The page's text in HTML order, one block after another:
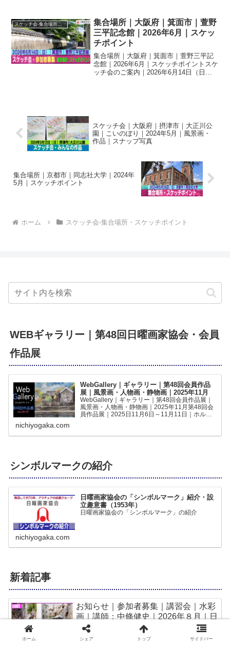
り、入園料（300円）支払後、入園してす
ぐ左手の道を進...
スケッチ会-集合場所・スケッチポイント
集合場所｜大阪府｜箕面市｜萱野
三平記念館｜2026年6月｜スケッ
チポイント
集合場所｜大阪府｜箕面市｜萱野三平記
念館｜2026年6月｜スケッチポイントスケ
ッチ会のご案内｜2026年6月14日（日）
スケッチ会｜大阪府｜摂津市｜大正川公
園｜こいのぼり｜2024年5月｜風景画・
作品｜スナップ写真
集合場所｜京都市｜同志社大学｜2024年
5月｜スケッチポイント
ホーム スケッチ会-集合場所・スケッチポイント
WEBギャラリー｜第48回日曜画家協会・会員
作品展
WebGallery｜ギャラリー｜第48回会員作品
展｜風景画・人物画・静物画｜2025年11月
WebGallery｜ギャラリー｜第48回会員作品展｜
風景画・人物画・静物画｜2025年11月第48回会
員作品展｜2025日11月6日～11月11日｜ホルベ
nichiyogaka.com
シンボルマークの紹介
日曜画家協会の「シンボルマーク」紹介・設
立趣意書（1953年）
日曜画家協会の「シンボルマーク」の紹介
nichiyogaka.com
新着記事
お知らせ｜参加者募集｜講習会｜水彩
画｜講師：中條健史｜2026年８月｜日
曜画家協会
ホーム シェア トップ サイドバー